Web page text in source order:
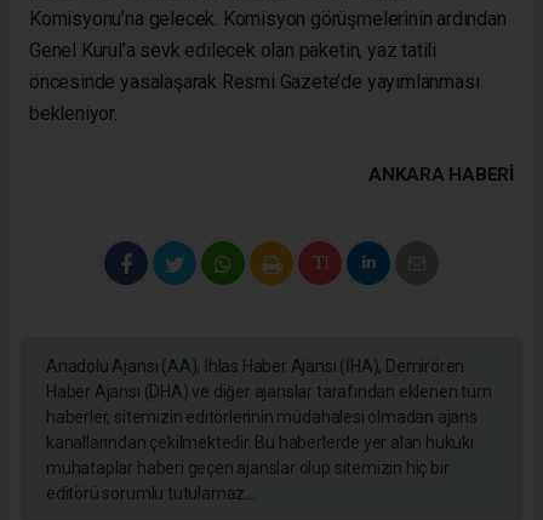
Komisyonu’na gelecek. Komisyon görüşmelerinin ardından
Genel Kurul’a sevk edilecek olan paketin, yaz tatili
öncesinde yasalaşarak Resmi Gazete’de yayımlanması
bekleniyor.
ANKARA HABERİ
Anadolu Ajansı (AA), İhlas Haber Ajansı (İHA), Demirören
Haber Ajansı (DHA) ve diğer ajanslar tarafından eklenen tüm
haberler, sitemizin editörlerinin müdahalesi olmadan ajans
kanallarından çekilmektedir. Bu haberlerde yer alan hukuki
muhataplar haberi geçen ajanslar olup sitemizin hiç bir
editörü sorumlu tutulamaz...